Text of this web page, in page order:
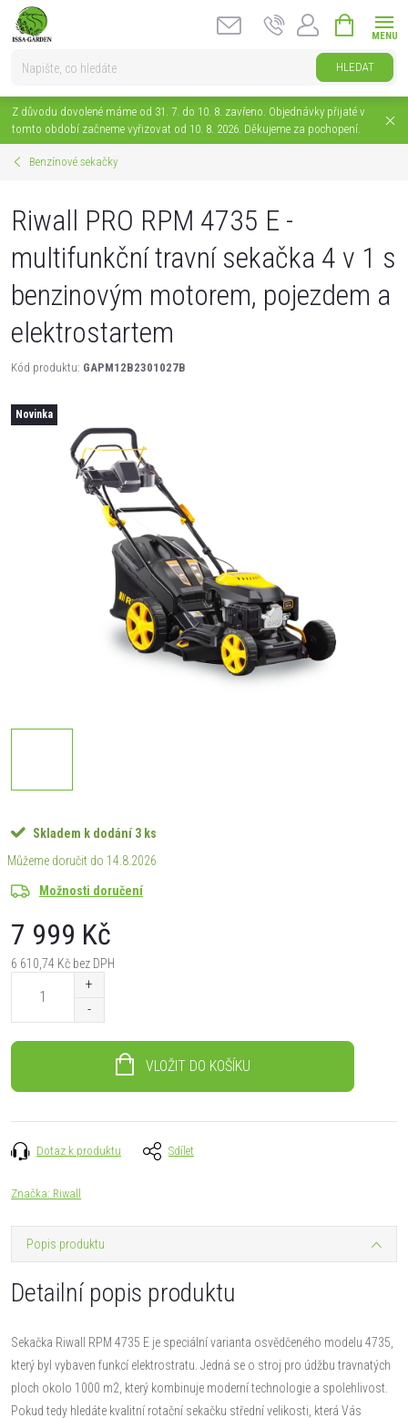
Přejít
HLEDAT
KOŠÍK
Z důvodu dovolené máme od 31. 7. do 10. 8. zavřeno. Objednávky přijaté v
tomto období začneme vyřizovat od 10. 8. 2026. Děkujeme za pochopení.
Benzínové sekačky
Riwall PRO RPM 4735 E -
multifunkční travní sekačka 4 v 1 s
benzinovým motorem, pojezdem a
elektrostartem
Kód produktu: GAPM12B2301027B
Novinka
Skladem k dodání 3 ks
14.8.2026
Možnosti doručení
7 999 Kč
6 610,74 Kč bez DPH
VLOŽIT DO KOŠÍKU
Dotaz k produktu Sdílet
Značka: Riwall
Popis produktu
Detailní popis produktu
Sekačka Riwall RPM 4735 E je speciální varianta osvědčeného modelu 4735,
který byl vybaven funkcí elektrostratu. Jedná se o stroj pro údžbu travnatých
ploch okolo 1000 m2, který kombinuje moderní technologie a spolehlivost.
Pokud tedy hledáte kvalitní rotační sekačku střední velikosti, která Vás